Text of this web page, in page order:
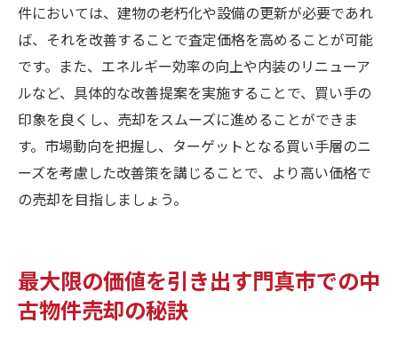
件においては、建物の老朽化や設備の更新が必要であれ
ば、それを改善することで査定価格を高めることが可能
です。また、エネルギー効率の向上や内装のリニューア
ルなど、具体的な改善提案を実施することで、買い手の
印象を良くし、売却をスムーズに進めることができま
す。市場動向を把握し、ターゲットとなる買い手層のニ
ーズを考慮した改善策を講じることで、より高い価格で
の売却を目指しましょう。
最大限の価値を引き出す門真市での中
古物件売却の秘訣